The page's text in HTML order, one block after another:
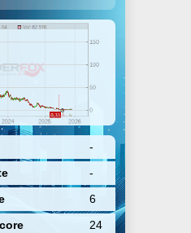
-
-
6
24
materials and
power and radio-
applications. Its
include silicon
materials, power
devices, and its
for various
such as electric
fast charging, 5G,
and storage,
and defense. The
founded by Calvin
W. Palmour, F.
Hunter, and John
in 1987 and is
in Durham, NC.